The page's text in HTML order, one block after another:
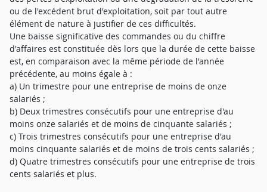
ou de l'excédent brut d'exploitation, soit par tout autre
élément de nature à justifier de ces difficultés.
Une baisse significative des commandes ou du chiffre
d'affaires est constituée dès lors que la durée de cette baisse
est, en comparaison avec la même période de l'année
précédente, au moins égale à :
a) Un trimestre pour une entreprise de moins de onze
salariés ;
b) Deux trimestres consécutifs pour une entreprise d'au
moins onze salariés et de moins de cinquante salariés ;
c) Trois trimestres consécutifs pour une entreprise d'au
moins cinquante salariés et de moins de trois cents salariés ;
d) Quatre trimestres consécutifs pour une entreprise de trois
cents salariés et plus.